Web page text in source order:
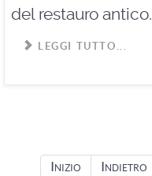
del restauro antico.
LEGGI TUTTO...
Inizio
Indietro